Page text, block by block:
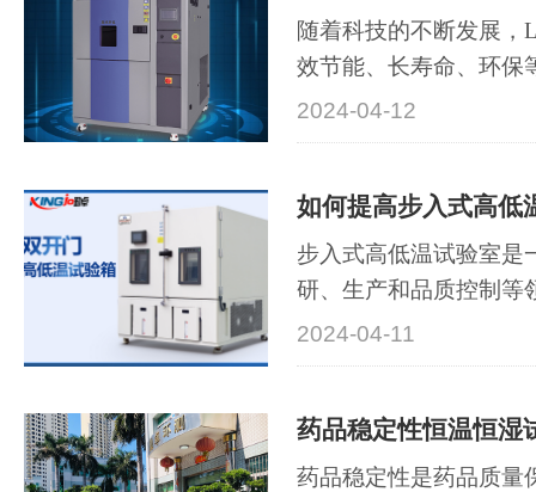
瓷）电感在···
随着科技的不断发展，
效节能、长寿命、环保
的应用越来越广泛。然
变，LED灯具在恶劣气
击可靠性测试作为一种
于确保LED户外灯···
2024-04-12
步入式高低温试验室是
研、生产和品质控制等
寿命的长短直接影响到
用效果。因此，提高步
使用成本具有重要意义
备选型、使用环···
2024-04-11
药品稳定性恒温恒湿
药品稳定性是药品质量